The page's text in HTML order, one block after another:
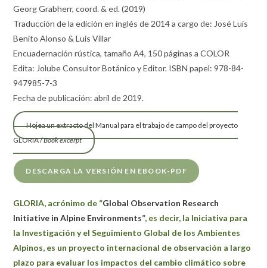
Georg Grabherr, coord. & ed. (2019)
Traducción de la edición en inglés de 2014 a cargo de: José Luis
Benito Alonso & Luis Villar
Encuadernación rústica, tamaño A4, 150 páginas a COLOR
Edita: Jolube Consultor Botánico y Editor. ISBN papel: 978-84-
947985-7-3
Fecha de publicación: abril de 2019.
Hojea un extracto del Manual para el trabajo de campo del proyecto
GLORIA /Book excerpt
DESCARGA LA VERSIÓN EN EBOOK-PDF
GLORIA, acrónimo de “Global Observation Research
Initiative in Alpine Environments”, es decir, la Iniciativa para
la Investigación y el Seguimiento Global de los Ambientes
Alpinos, es un proyecto internacional de observación a largo
plazo para evaluar los impactos del cambio climático sobre